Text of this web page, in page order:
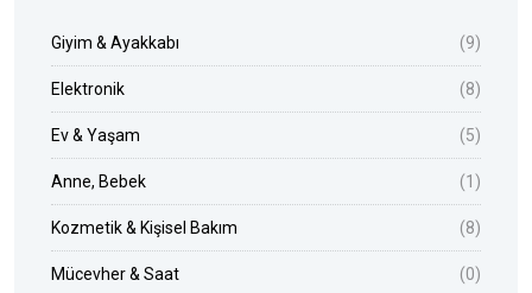
Giyim & Ayakkabı (9)
Elektronik (8)
Ev & Yaşam (5)
Anne, Bebek (1)
Kozmetik & Kişisel Bakım (8)
Mücevher & Saat (0)